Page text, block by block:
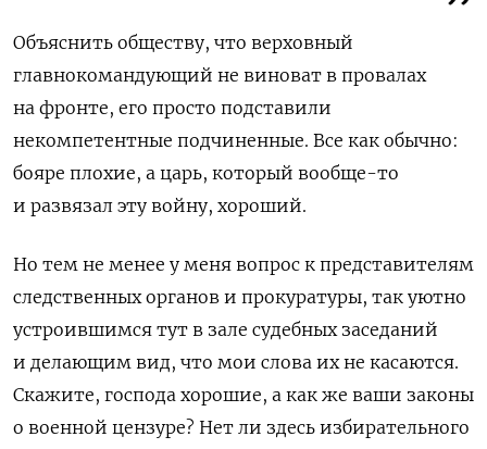
Объяснить обществу, что верховный
главнокомандующий не виноват в провалах
на фронте, его просто подставили
некомпетентные подчиненные. Все как обычно:
бояре плохие, а царь, который вообще-то
и развязал эту войну, хороший.
Но тем не менее у меня вопрос к представителям
следственных органов и прокуратуры, так уютно
устроившимся тут в зале судебных заседаний
и делающим вид, что мои слова их не касаются.
Скажите, господа хорошие, а как же ваши законы
о военной цензуре? Нет ли здесь избирательного